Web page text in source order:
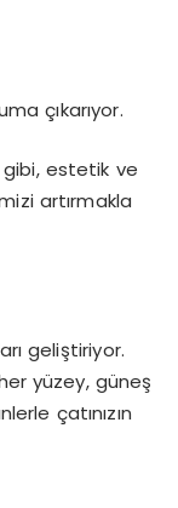
çıkarıyor.
gibi, estetik ve
artırmakla
geliştiriyor.
yüzey, güneş
çatınızın